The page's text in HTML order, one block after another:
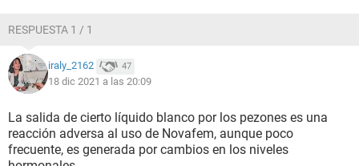
RESPUESTA 1 / 1
iraly_2162 47
18 dic 2021 a las 20:09
La salida de cierto líquido blanco por los pezones es una
reacción adversa al uso de Novafem, aunque poco
frecuente, es generada por cambios en los niveles